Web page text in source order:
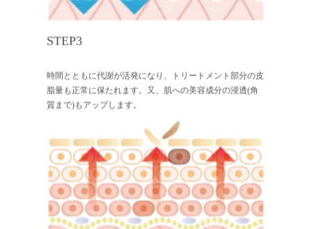
STEP3
時間とともに代謝が活発になり、トリートメント部分の皮
脂量も正常に保たれます。又、肌への美容成分の浸透(角
質まで)もアップします。